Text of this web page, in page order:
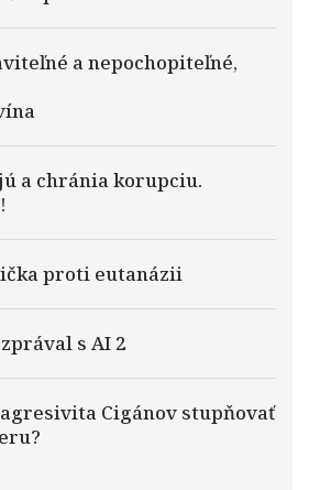
a nepochopiteľné,
a chránia korupciu.
proti eutanázii
s AI 2
Cigánov stupňovať